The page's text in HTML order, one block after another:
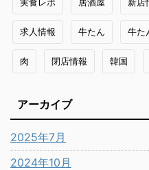
求人情報 牛たん 牛た
肉 閉店情報 韓国
アーカイブ
2025年7月
2024年10月